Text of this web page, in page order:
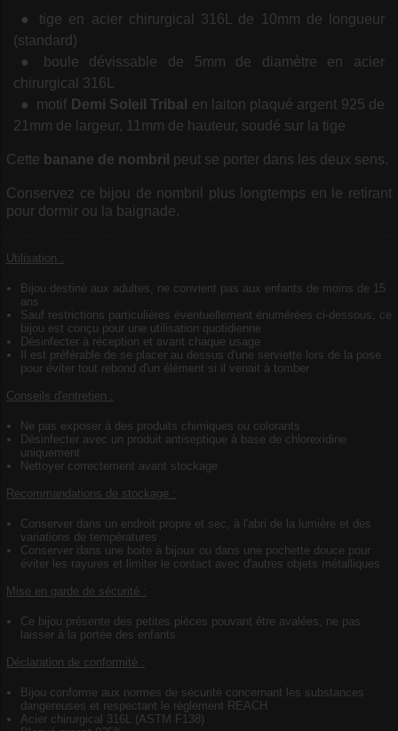
tige en acier chirurgical 316L de 10mm de longueur
(standard)
boule dévissable de 5mm de diamètre en acier
chirurgical 316L
motif Demi Soleil Tribal
en laiton plaqué argent 925 de
21mm de largeur, 11mm de hauteur, soudé sur la tige
Cette banane de nombril peut se porter dans les deux sens.
Conservez ce bijou de nombril plus longtemps en le retirant
pour dormir ou la baignade.
Utilisation :
Bijou destiné aux adultes, ne convient pas aux enfants de moins de 15
ans
Sauf restrictions particulières éventuellement énumérées ci-dessous, ce
bijou est conçu pour une utilisation quotidienne
Désinfecter à réception et avant chaque usage
Il est préférable de se placer au dessus d'une serviette lors de la pose
pour éviter tout rebond d'un élément si il venait à tomber
Conseils d'entretien :
Ne pas exposer à des produits chimiques ou colorants
Désinfecter avec un produit antiseptique à base de chlorexidine
uniquement
Nettoyer correctement avant stockage
Recommandations de stockage :
Conserver dans un endroit propre et sec, à l'abri de la lumière et des
variations de températures
Conserver dans une boite à bijoux ou dans une pochette douce pour
éviter les rayures et limiter le contact avec d'autres objets métalliques
Mise en garde de sécurité :
Ce bijou présente des petites pièces pouvant être avalées, ne pas
laisser à la portée des enfants
Déclaration de conformité :
Bijou conforme aux normes de sécurité concernant les substances
dangereuses et respectant le règlement REACH
Acier chirurgical 316L (ASTM F138)